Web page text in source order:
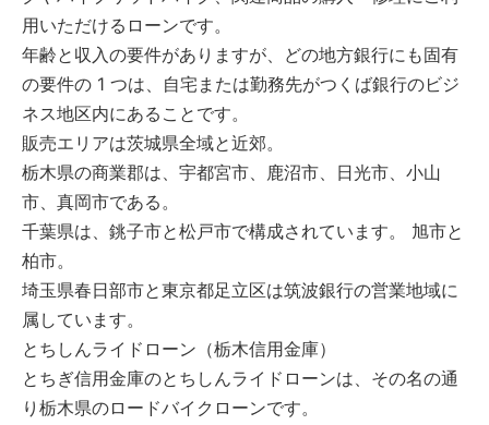
用いただけるローンです。
年齢と収入の要件がありますが、どの地方銀行にも固有
の要件の 1 つは、自宅または勤務先がつくば銀行のビジ
ネス地区内にあることです。
販売エリアは茨城県全域と近郊。
栃木県の商業郡は、宇都宮市、鹿沼市、日光市、小山
市、真岡市である。
千葉県は、銚子市と松戸市で構成されています。 旭市と
柏市。
埼玉県春日部市と東京都足立区は筑波銀行の営業地域に
属しています。
とちしんライドローン（栃木信用金庫）
とちぎ信用金庫のとちしんライドローンは、その名の通
り栃木県のロードバイクローンです。